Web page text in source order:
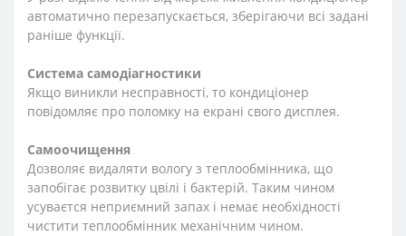
автоматично перезапускається, зберігаючи всі задані
раніше функції.
Система самодіагностики
Якщо виникли несправності, то кондиціонер
повідомляє про поломку на екрані свого дисплея.
Самоочищення
Дозволяє видаляти вологу з теплообмінника, що
запобігає розвитку цвілі і бактерій. Таким чином
усуваєтся неприємний запах і немає необхідності
чистити теплообмінник механічним чином.